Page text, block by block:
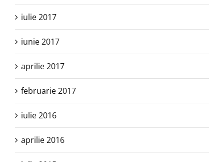
iulie 2017
iunie 2017
aprilie 2017
februarie 2017
iulie 2016
aprilie 2016